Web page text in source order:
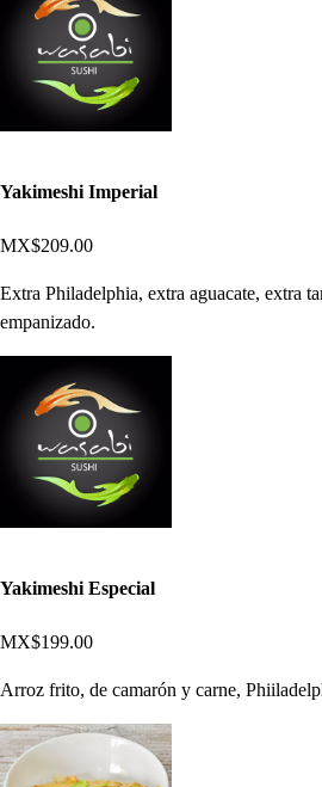
Yakimeshi Imperial
MX$209.00
Extra Philadelphia, extra aguacate, extra
empanizado.
Yakimeshi Especial
MX$199.00
Arroz frito, de camarón y carne,